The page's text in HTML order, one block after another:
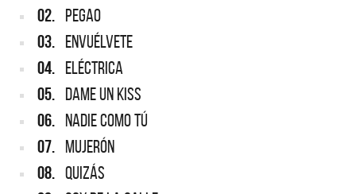
02. PEGAO
03. ENVUÉLVETE
04. ELÉCTRICA
05. DAME UN KISS
06. NADIE COMO TÚ
07. MUJERÓN
08. QUIZÁS